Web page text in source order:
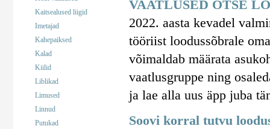
Kaitsealused liigid
Imetajad
Kahepaiksed
Kalad
Kiilid
Liblikad
Limused
Linnud
Putukad
VAATLUSED OTSE
2022. aasta kevadel
tööriist loodussõbrale
võimaldab määrata
vaatlusgruppe ning
ja lae alla uus äpp juba
Soovi korral tutvu